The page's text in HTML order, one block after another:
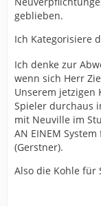
geblieben.
Ich Kategorisiere
Ich denke zur
wenn sich Herr
Unserem jetzigen
Spieler durchaus
mit Neuville im
AN EINEM
(Gerstner).
Also die Kohle für